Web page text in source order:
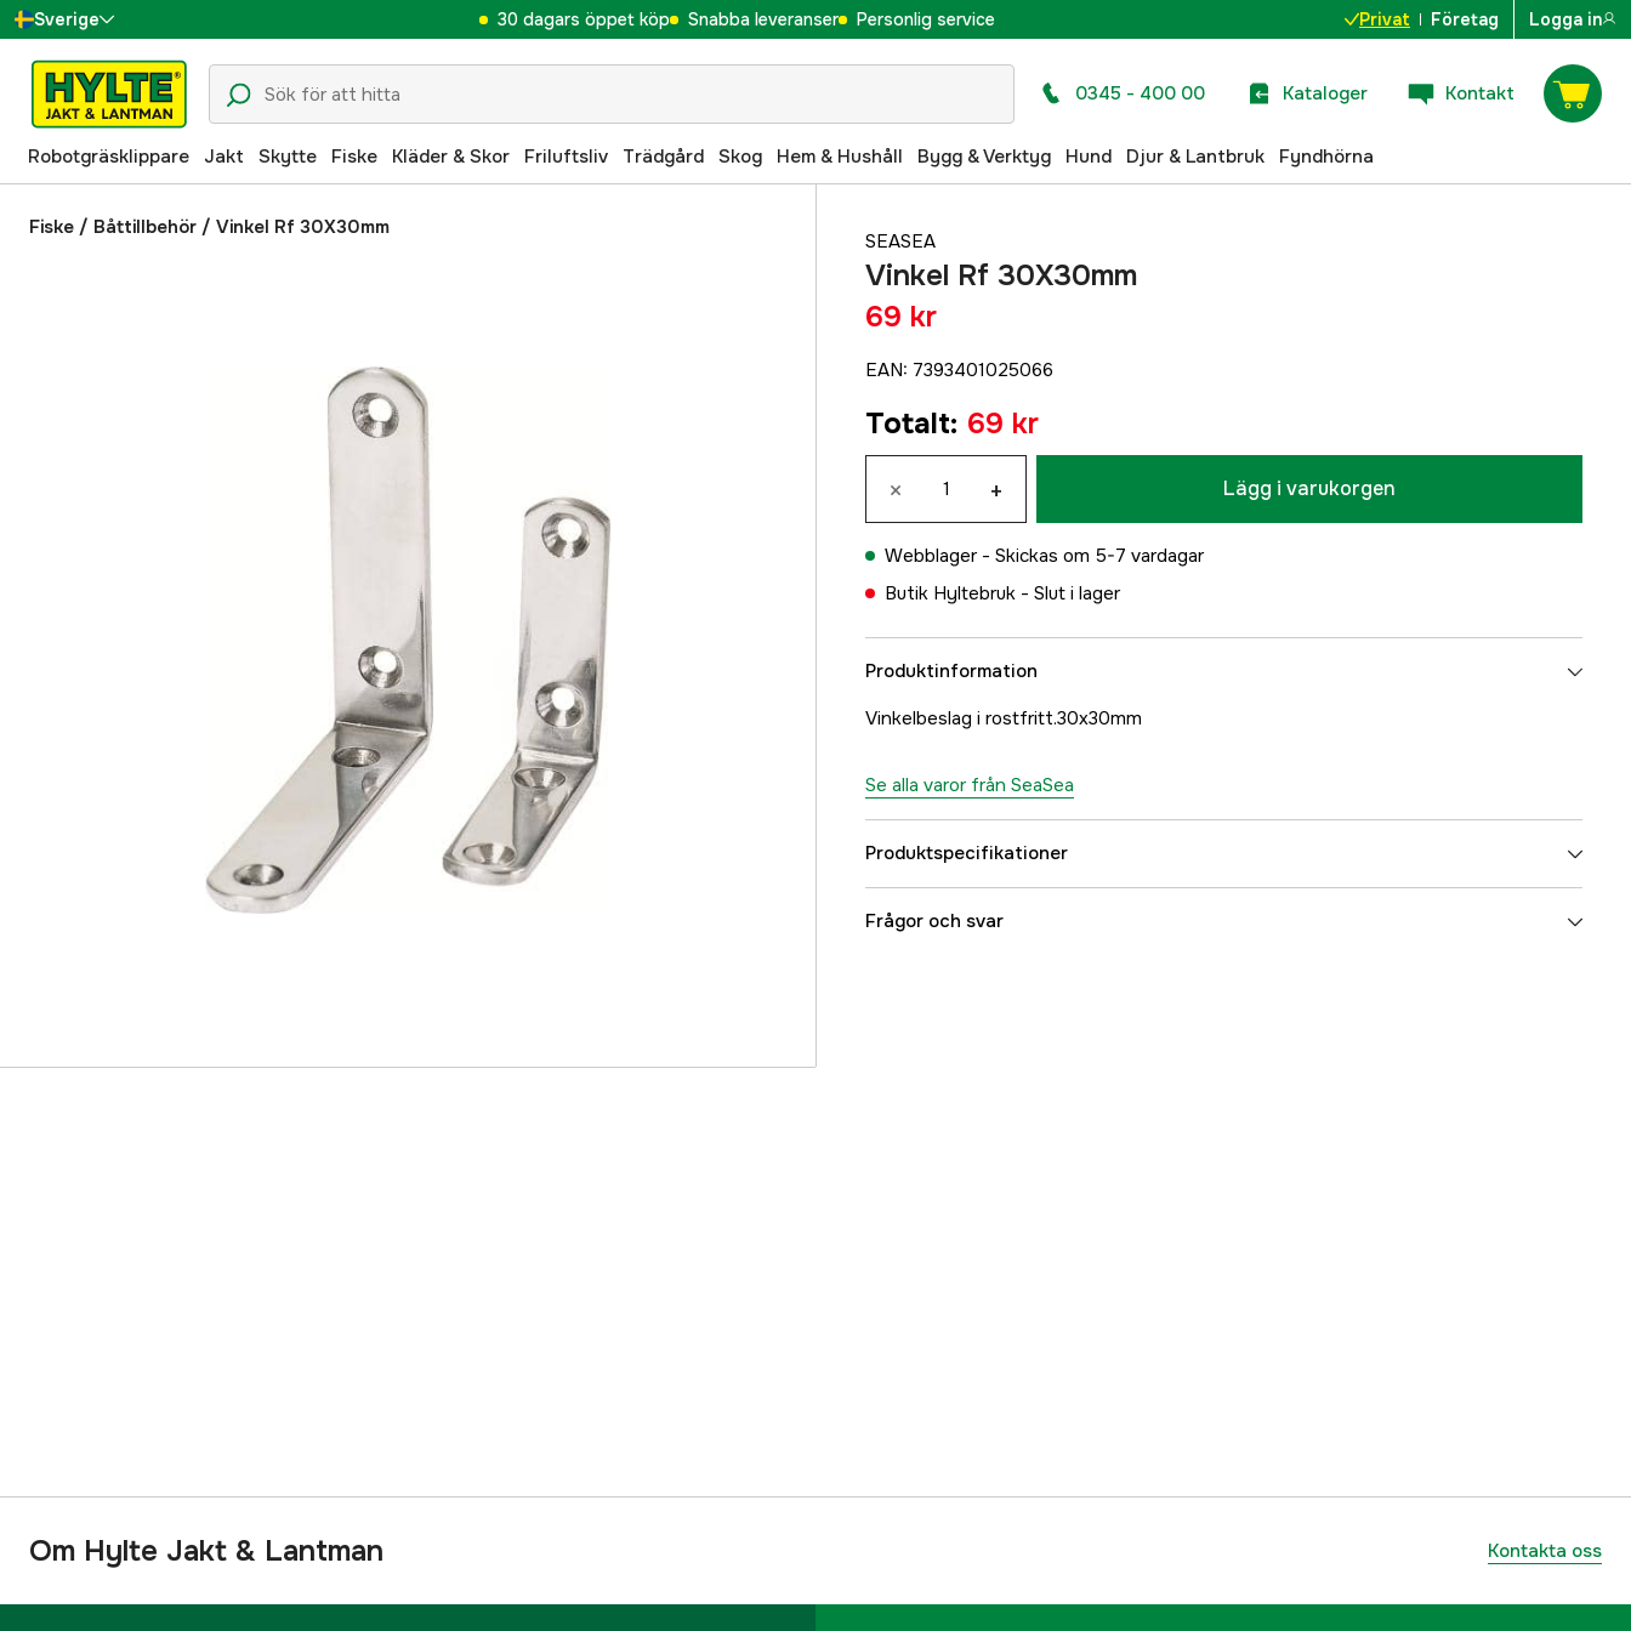
Sverige
Danmark
Suomi
Norge
Deutschland
30 dagars öppet köp Snabba leveranser Personlig service Privat Företag Logga in
0345 - 400 00 Kataloger Kontakt
Robotgräsklippare Jakt Skytte Fiske Kläder & Skor Friluftsliv Trädgård Skog Hem & Hushåll Bygg & Verktyg Hund Djur & Lantbruk Fyndhörna
Fiske / Båttillbehör / Vinkel Rf 30X30mm
SEASEA
Vinkel Rf 30X30mm
69 kr
EAN: 7393401025066
Totalt: 69 kr
× + Lägg i varukorgen
Webblager - Skickas om 5-7 vardagar
Butik Hyltebruk - Slut i lager
Produktinformation
Vinkelbeslag i rostfritt.30x30mm
Se alla varor från SeaSea
Produktspecifikationer
Referensnummer
Frågor och svar
Om Hylte Jakt & Lantman Kontakta oss